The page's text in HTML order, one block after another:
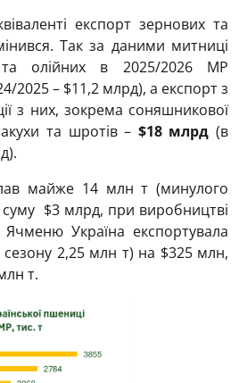
експорт зернових та
Так за даними митниці
та олійних в 2025/2026 МР
2025 – $11,2 млрд), а експорт з
з них, зокрема соняшникової
та шротів – $18 млрд (в
майже 14 млн т (минулого
$3 млрд, при виробництві
Україна експортувала
2,25 млн т) на $325 млн,
т.